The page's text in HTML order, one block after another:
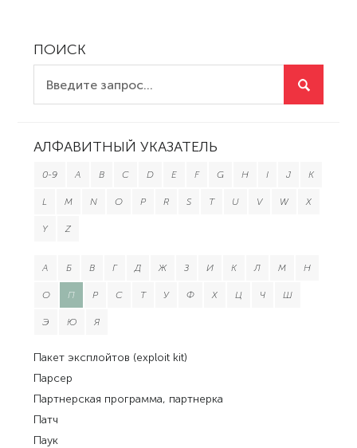
ПОИСК
АЛФАВИТНЫЙ УКАЗАТЕЛЬ
0-9 A B C D E F G H I J K
L M N O P R S T U V W X
Y Z
А Б В Г Д Ж З И К Л М Н
О П Р С Т У Ф Х Ц Ч Ш
Э Ю Я
Пакет эксплойтов (exploit kit)
Парсер
Партнерская программа, партнерка
Патч
Паук